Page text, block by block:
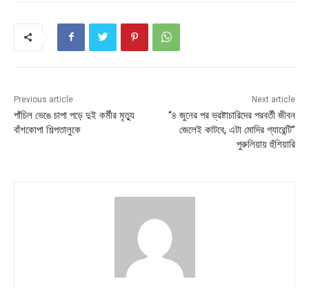
Previous article
পাঁচিল ভেঙে চাপা পড়ে দুই কর্মীর মৃত্যু
বাঁশকোপা শিল্পতালুকে
Next article
“৪ জুনের পর ভ্রষ্টাচারিদের পরবর্তী জীবন
জেলেই কাটবে, এটা মোদির গ্যারেন্টি”
পুরুলিয়ায় হুঁশিয়ারি